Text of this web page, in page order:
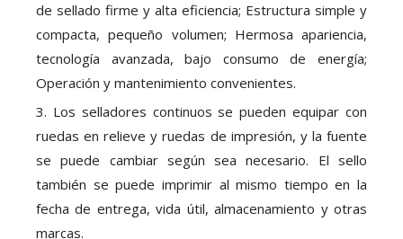
de sellado firme y alta eficiencia; Estructura simple y
compacta, pequeño volumen; Hermosa apariencia,
tecnología avanzada, bajo consumo de energía;
Operación y mantenimiento convenientes.
3. Los selladores continuos se pueden equipar con
ruedas en relieve y ruedas de impresión, y la fuente
se puede cambiar según sea necesario. El sello
también se puede imprimir al mismo tiempo en la
fecha de entrega, vida útil, almacenamiento y otras
marcas.